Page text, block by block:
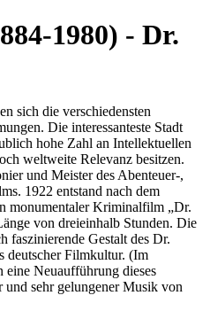
1980) - Dr.
sich die verschiedensten
Die interessanteste Stadt
hohe Zahl an Intellektuellen
weltweite Relevanz besitzen.
und Meister des Abenteuer-,
1922 entstand nach dem
monumentaler Kriminalfilm „Dr.
von dreieinhalb Stunden. Die
faszinierende Gestalt des Dr.
deutscher Filmkultur. (Im
Neuaufführung dieses
sehr gelungener Musik von